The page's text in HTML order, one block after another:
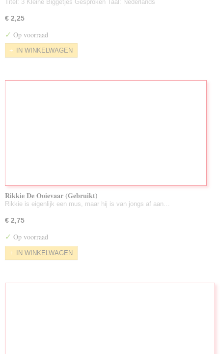
Titel: 3 Kleine Biggetjes Gesproken Taal: Nederlands
€ 2,25
✓ Op voorraad
IN WINKELWAGEN
Rikkie De Ooievaar (Gebruikt)
Rikkie is eigenlijk een mus, maar hij is van jongs af aan…
€ 2,75
✓ Op voorraad
IN WINKELWAGEN